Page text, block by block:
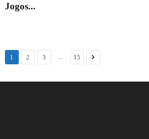
Jogos...
1 2 3 ... 15